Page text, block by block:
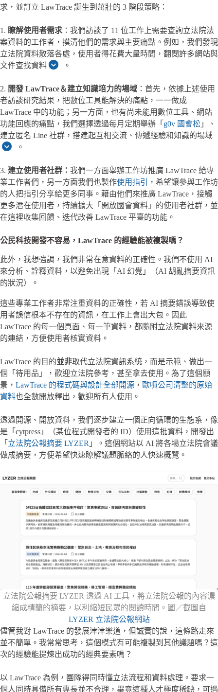
求，並訂立 LawTrace 誕生到茁壯的 3 階段策略：
1. 瞭解使用者需求 ：我們訪談了 11 位工作上需要查詢立法院法
案資料的工作者，摸清他們的需求與主要痛點。例如，我們發現
立法院資料散落各處，使用者得花費大量時間，翻閱許多網站與
文件查找資料
。
2. 開發 LawTrace＆建立知識培力的場域 ：首先，依據上述使用
者訪談研究結果，把數位工具能解決的痛點，一一做成
LawTrace 中的功能；另一方面，也有尚未能用數位工具、網站
功能回應的痛點，我們選擇透過每月定期舉辦「 g0v 國會松 」、
建立匿名 Line 社群，搭建起互相交流、傳遞經驗和知識的場域
。
3. 建立使用者社群： 我們一方面舉辦工作坊推廣 LawTrace 給專
業工作者們，另一方面我們也製作使用指引
，希望讓參與工作坊
的人把指引分享給更多同事。藉由他們來推廣 LawTrace，接觸
更多潛在使用者，持續擴大「開放國會資料」的使用者社群，並
在這裡收集回饋、迭代改善 LawTrace 平臺的功能。
公民科技開發不容易，LawTrace 的經驗能被複製嗎？
此外，我想強調，我們非常在意資料的正確性。我們不使用 AI
來分析、詮釋資料，以避免出現「AI 幻覺」（AI 胡亂摘要資訊
的狀況）。
這些專業工作者非常注重資料的正確性，若 AI 摘要錯誤導致使
用者誤信根本不存在的資訊，在工作上會出大包。因此
LawTrace 的每一個頁面、每一筆資料，都隨附立法院資料來源
的連結，方便使用者核實資料。
LawTrace 的目的並非取代立法院資訊系統，而是示範、做出一
個「待用品」，歡迎立法院參考，甚至拿去使用。為了這個願
景， LawTrace 的程式碼與設計全部開源 ， 歐噴公司清整的原始
資料也全數開放釋出，歡迎所有人使用。
透過開源、開放資料，我們逐步建立一個正向循環的生態系，像
是「cytpress」（某位程式開發者的 ID）使用這批資料，開發出
「 立法院公報摘要 LYZER 」。這個網站以 AI 將各場立法院會議
做成摘要，方便希望快速瞭解議題脈絡的人快速概覽。
立法院公報摘要 LYZER 透過 AI 工具，將立法院公報的內容濃
縮成精簡的摘要，以利縮短民眾的閱讀時間。圖／截圖自
LYZER 立法院公報網站
儘管我對 LawTrace 的發展津津樂道，但誠實的說，這條路走來
並不簡單。我常常思考，這個模式有可能複製到其他議題嗎？這
次的經驗能提煉出成功的經典要素嗎？
以 LawTrace 為例，團隊得同時懂立法流程和資料處理。要求一
個人同時具備所有專長並不合理，畢竟這種人才極度稀缺，可遇